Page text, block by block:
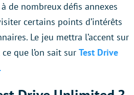
de nombreux défis annexes
certains points d’intérêts
Le jeu mettra l’accent sur
que l’on sait sur Test Drive